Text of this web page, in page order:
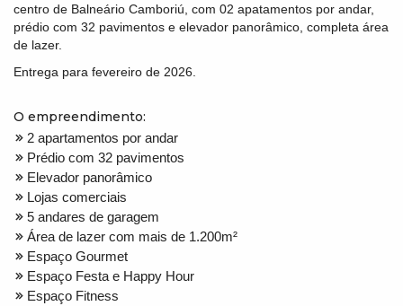
centro de Balneário Camboriú, com 02 apatamentos por andar,
prédio com 32 pavimentos e elevador panorâmico, completa área
de lazer.
Entrega para fevereiro de 2026.
O empreendimento:
2 apartamentos por andar
Prédio com 32 pavimentos
Elevador panorâmico
Lojas comerciais
5 andares de garagem
Área de lazer com mais de 1.200m²
Espaço Gourmet
Espaço Festa e Happy Hour
Espaço Fitness